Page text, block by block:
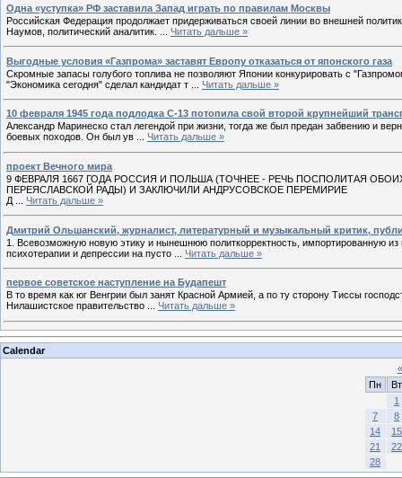
Одна «уступка» РФ заставила Запад играть по правилам Москвы
Российская Федерация продолжает придерживаться своей линии во внешней
Наумов, политический аналитик.
Читать дальше »
Выгодные условия «Газпрома» заставят Европу отказаться от японского газа
Скромные запасы голубого топлива не позволяют Японии конкурировать с
"Экономика сегодня" сделал кандидат т
Читать дальше »
10 фeвраля 1945 года подлодка С-13 потопила свой второй крупнейший
Aлександр Маринеско стал легендой при жизни, тогда же был предан зaбвeнию и
боевых походов. Он был ув
Читать дальше »
проект Вечного мира
9 ФЕВРАЛЯ 1667 ГОДА РОССИЯ И ПОЛЬША (ТОЧНЕЕ - РЕЧЬ ПОСПОЛИТАЯ
ПЕРЕЯСЛАВСКОЙ РАДЫ) И ЗАКЛЮЧИЛИ АНДРУСОВСКОЕ ПЕРЕМИРИЕ
Д
Читать дальше »
Дмитрий Ольшанский, журналист, литературный и музыкальный критик,
1. Всевозможную новую этику и нынешнюю политкорректность, импортированную
психотерапии и депрессии на пусто
Читать дальше »
первое советское наступление на Будапешт
В то время как юг Венгрии был занят Красной Армией, а по ту сторону Тиссы
Нилашистское правительство
Читать дальше »
Calendar
«
Пн
Вт
1
7
8
14
15
21
22
28